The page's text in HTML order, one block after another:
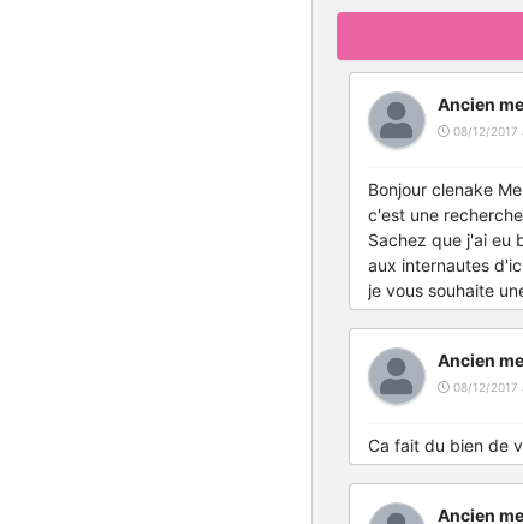
Ancien
08/12/2017
Bonjour clenake
c'est une
Sachez que j'ai eu
aux internautes
je vous souhaite
Ancien
08/12/2017
Ca fait du bien de
Ancien